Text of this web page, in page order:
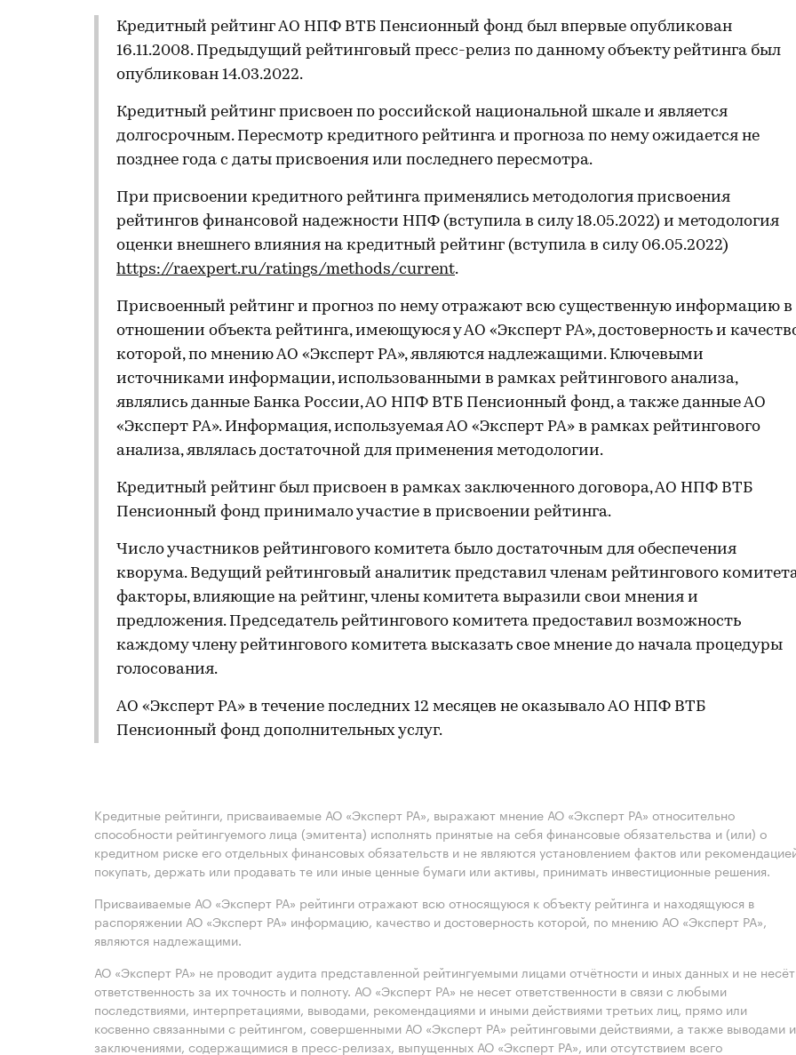
Кредитный рейтинг АО НПФ ВТБ Пенсионный фонд был впервые опубликован
16.11.2008. Предыдущий рейтинговый пресс-релиз по данному объекту рейтинга был
опубликован 14.03.2022.
Кредитный рейтинг присвоен по российской национальной шкале и является
долгосрочным. Пересмотр кредитного рейтинга и прогноза по нему ожидается не
позднее года с даты присвоения или последнего пересмотра.
При присвоении кредитного рейтинга применялись методология присвоения
рейтингов финансовой надежности НПФ (вступила в силу 18.05.2022) и методология
оценки внешнего влияния на кредитный рейтинг (вступила в силу 06.05.2022)
https://raexpert.ru/ratings/methods/current.
Присвоенный рейтинг и прогноз по нему отражают всю существенную информацию в
отношении объекта рейтинга, имеющуюся у АО «Эксперт РА», достоверность и
которой, по мнению АО «Эксперт РА», являются надлежащими. Ключевыми
источниками информации, использованными в рамках рейтингового анализа,
являлись данные Банка России, АО НПФ ВТБ Пенсионный фонд, а также данные АО
«Эксперт РА». Информация, используемая АО «Эксперт РА» в рамках рейтингового
анализа, являлась достаточной для применения методологии.
Кредитный рейтинг был присвоен в рамках заключенного договора, АО НПФ ВТБ
Пенсионный фонд принимало участие в присвоении рейтинга.
Число участников рейтингового комитета было достаточным для обеспечения
кворума. Ведущий рейтинговый аналитик представил членам рейтингового
факторы, влияющие на рейтинг, члены комитета выразили свои мнения и
предложения. Председатель рейтингового комитета предоставил возможность
каждому члену рейтингового комитета высказать свое мнение до начала процедуры
голосования.
АО «Эксперт РА» в течение последних 12 месяцев не оказывало АО НПФ ВТБ
Пенсионный фонд дополнительных услуг.
Кредитные рейтинги, присваиваемые АО «Эксперт РА», выражают мнение АО «Эксперт РА» относительно
способности рейтингуемого лица (эмитента) исполнять принятые на себя финансовые обязательства и (или) о
кредитном риске его отдельных финансовых обязательств и не являются установлением фактов или
покупать, держать или продавать те или иные ценные бумаги или активы, принимать инвестиционные решения.
Присваиваемые АО «Эксперт РА» рейтинги отражают всю относящуюся к объекту рейтинга и находящуюся в
распоряжении АО «Эксперт РА» информацию, качество и достоверность которой, по мнению АО «Эксперт РА»,
являются надлежащими.
АО «Эксперт РА» не проводит аудита представленной рейтингуемыми лицами отчётности и иных данных и не несёт
ответственность за их точность и полноту. АО «Эксперт РА» не несет ответственности в связи с любыми
последствиями, интерпретациями, выводами, рекомендациями и иными действиями третьих лиц, прямо или
косвенно связанными с рейтингом, совершенными АО «Эксперт РА» рейтинговыми действиями, а также выводами и
заключениями, содержащимися в пресс-релизах, выпущенных АО «Эксперт РА», или отсутствием всего